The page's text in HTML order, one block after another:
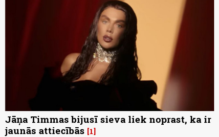
Jāņa Timmas bijusī sieva liek noprast, ka ir
jaunās attiecībās 1